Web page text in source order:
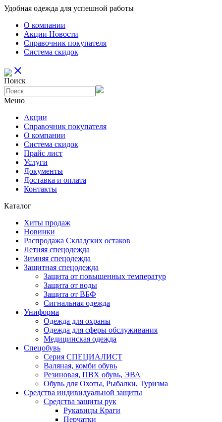
Удобная одежда для успешной работы
О компании
Aкции Новости
Справочник покупателя
Система скидок
close
Поиск
Меню
Aкции
Справочник покупателя
О компании
Система скидок
Прайс лист
Услуги
Документы
Доставка и оплата
Контакты
Каталог
Хиты продаж
Новинки
Распродажа Складских остаков
Летняя спецодежда
Зимняя спецодежда
Защитная спецодежда
Защита от повышенных температур
Защита от воды
Защита от ВБФ
Сигнальная одежда
Униформа
Одежда для охраны
Одежда для сферы обслуживания
Медицинская одежда
Спецобувь
Серия СПЕЦИАЛИСТ
Валяная, комби обувь
Резиновая, ПВХ обувь, ЭВА
Обувь для Охоты, Рыбалки, Туризма
Средства индивидуальной защиты
Средства защиты рук
Рукавицы Краги
Перчатки